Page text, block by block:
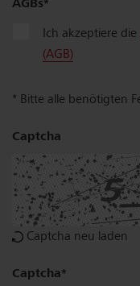
Strasse,
Plz,
Ort
AGBs
Ich akzeptiere die
(AGB)
* Bitte alle benötigten
Captcha
Captcha neu laden
Captcha